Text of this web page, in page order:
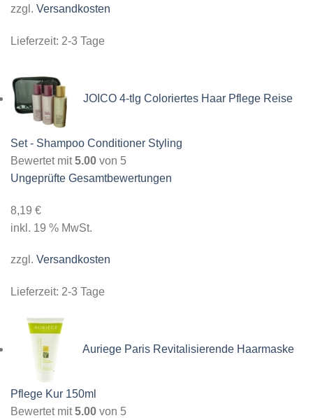
zzgl. Versandkosten
Lieferzeit: 2-3 Tage
JOICO 4-tlg Coloriertes Haar Pflege Reise
Set - Shampoo Conditioner Styling
Bewertet mit5.00 von 5
Ungeprüfte Gesamtbewertungen
8,19 €
inkl. 19 % MwSt.
zzgl. Versandkosten
Lieferzeit: 2-3 Tage
Auriege Paris Revitalisierende Haarmaske
Pflege Kur 150ml
Bewertet mit5.00 von 5